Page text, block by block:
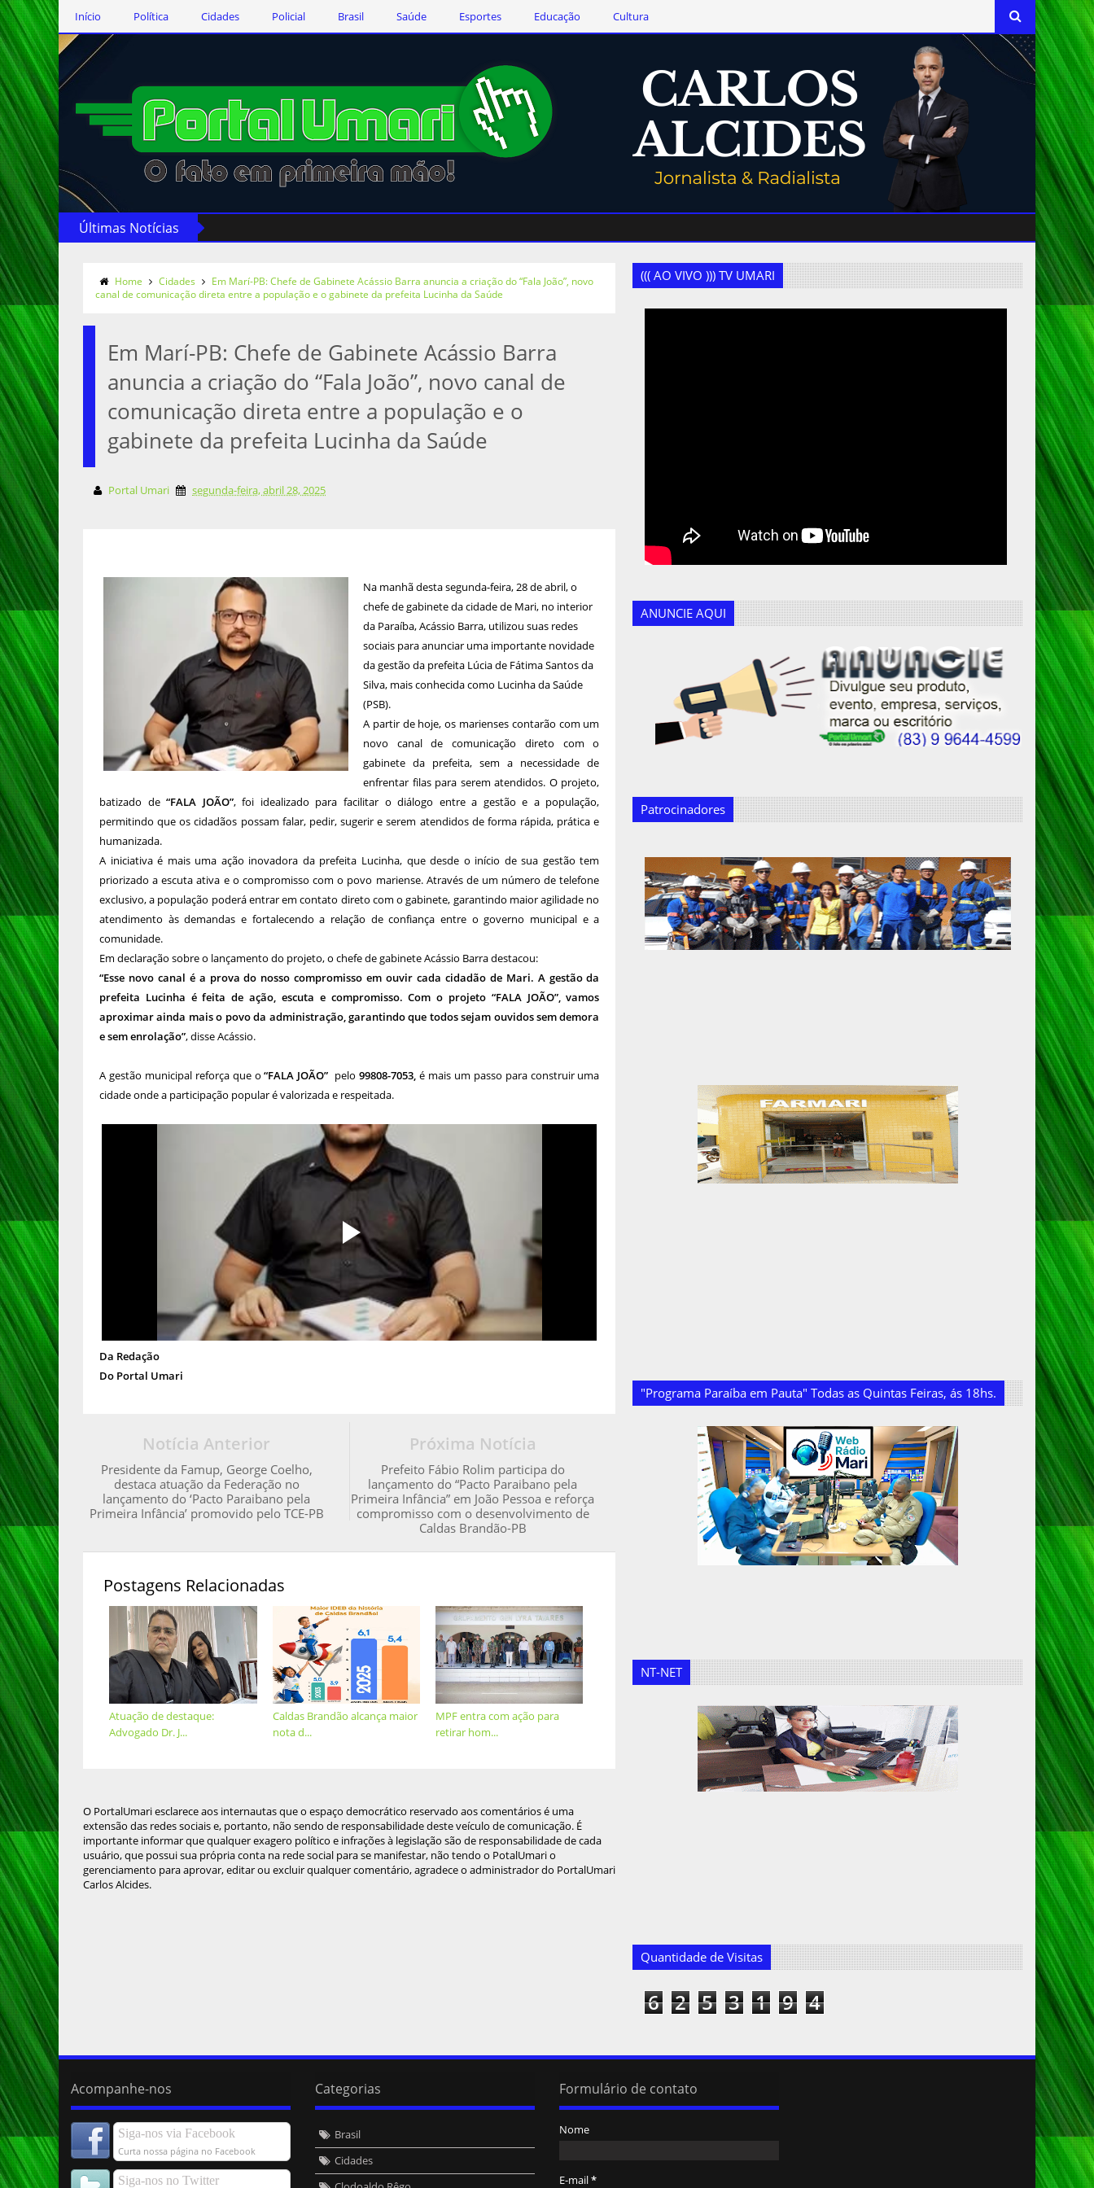
Início Política Cidades Policial Brasil Saúde Esportes Educação Cultura
Últimas Notícias
Home Cidades
Em Marí-PB: Chefe de Gabinete Acássio Barra anuncia a criação do “Fala João”, novo
canal de comunicação direta entre a população e o gabinete da prefeita Lucinha da Saúde
Em Marí-PB: Chefe de Gabinete Acássio Barra
anuncia a criação do “Fala João”, novo canal de
comunicação direta entre a população e o
gabinete da prefeita Lucinha da Saúde
Portal Umari segunda-feira, abril 28, 2025
Na manhã desta segunda-feira, 28 de abril, o
chefe de gabinete da cidade de Mari, no interior
da Paraíba, Acássio Barra, utilizou suas redes
sociais para anunciar uma importante novidade
da gestão da prefeita Lúcia de Fátima Santos da
Silva, mais conhecida como Lucinha da Saúde
(PSB).
A partir de hoje, os marienses contarão com um
novo canal de comunicação direto com o
gabinete da prefeita, sem a necessidade de
enfrentar filas para serem atendidos. O projeto,
batizado de“FALA JOÃO”, foi idealizado para facilitar o diálogo entre a gestão e a população,
permitindo que os cidadãos possam falar, pedir, sugerir e serem atendidos de forma rápida, prática e
humanizada.
A iniciativa é mais uma ação inovadora da prefeita Lucinha, que desde o início de sua gestão tem
priorizado a escuta ativa e o compromisso com o povo mariense. Através de um número de telefone
exclusivo, a população poderá entrar em contato direto com o gabinete, garantindo maior agilidade no
atendimento às demandas e fortalecendo a relação de confiança entre o governo municipal e a
comunidade.
Em declaração sobre o lançamento do projeto, o chefe de gabinete Acássio Barra destacou:
“Esse novo canal é a prova do nosso compromisso em ouvir cada cidadão de Mari. A gestão da
prefeita Lucinha é feita de ação, escuta e compromisso. Com o projeto “FALA JOÃO”, vamos
aproximar ainda mais o povo da administração, garantindo que todos sejam ouvidos sem demora
e sem enrolação”, disse Acássio.
A gestão municipal reforça que o “FALA JOÃO” pelo99808-7053,é mais um passo para construir uma
cidade onde a participação popular é valorizada e respeitada.
Da Redação
Do Portal Umari
Próxima Notícia
Prefeito Fábio Rolim participa do
lançamento do “Pacto Paraibano pela
Primeira Infância” em João Pessoa e reforça
compromisso com o desenvolvimento de
Caldas Brandão-PB
Notícia Anterior
Presidente da Famup, George Coelho,
destaca atuação da Federação no
lançamento do ‘Pacto Paraibano pela
Primeira Infância’ promovido pelo TCE-PB
Postagens Relacionadas
MPF entra com ação para
retirar hom...
Caldas Brandão alcança maior
nota d...
Atuação de destaque:
Advogado Dr. J...
O PortalUmari esclarece aos internautas que o espaço democrático reservado aos comentários é uma
extensão das redes sociais e, portanto, não sendo de responsabilidade deste veículo de comunicação. É
importante informar que qualquer exagero político e infrações à legislação são de responsabilidade de cada
usuário, que possui sua própria conta na rede social para se manifestar, não tendo o PotalUmari o
gerenciamento para aprovar, editar ou excluir qualquer comentário, agradece o administrador do PortalUmari
Carlos Alcides.
((( AO VIVO ))) TV UMARI
ANUNCIE AQUI
Patrocinadores
"Programa Paraíba em Pauta" Todas as Quintas Feiras, ás 18hs.
NT-NET
Quantidade de Visitas
6 2 5 3 1 9 4
Acompanhe-nos
Siga-nos via Facebook
Curta nossa página no Facebook
Siga-nos no Twitter
Categorias
Brasil
Cidades
Formulário de contato
Nome
E-mail*